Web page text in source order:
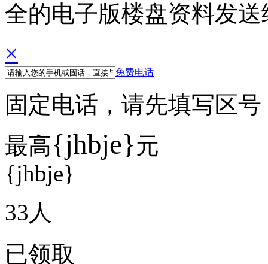
全的电子版楼盘资料发送
×
免费电话
固定电话，请先填写区
最高{jhbje}元
{jhbje}
33 人
已领取